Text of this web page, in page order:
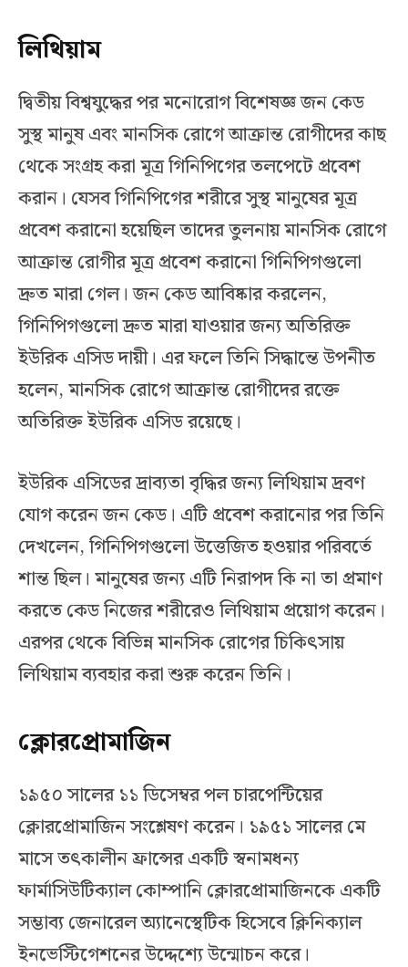
লিথিয়াম
দ্বিতীয় বিশ্বযুদ্ধের পর মনোরোগ বিশেষজ্ঞ জন কেড
সুস্থ মানুষ এবং মানসিক রোগে আক্রান্ত রোগীদের কাছ
থেকে সংগ্রহ করা মূত্র গিনিপিগের তলপেটে প্রবেশ
করান। যেসব গিনিপিগের শরীরে সুস্থ মানুষের মূত্র
প্রবেশ করানো হয়েছিল তাদের তুলনায় মানসিক রোগে
আক্রান্ত রোগীর মূত্র প্রবেশ করানো গিনিপিগগুলো
দ্রুত মারা গেল। জন কেড আবিষ্কার করলেন,
গিনিপিগগুলো দ্রুত মারা যাওয়ার জন্য অতিরিক্ত
ইউরিক এসিড দায়ী। এর ফলে তিনি সিদ্ধান্তে উপনীত
হলেন, মানসিক রোগে আক্রান্ত রোগীদের রক্তে
অতিরিক্ত ইউরিক এসিড রয়েছে।
ইউরিক এসিডের দ্রাব্যতা বৃদ্ধির জন্য লিথিয়াম দ্রবণ
যোগ করেন জন কেড। এটি প্রবেশ করানোর পর তিনি
দেখলেন, গিনিপিগগুলো উত্তেজিত হওয়ার পরিবর্তে
শান্ত ছিল। মানুষের জন্য এটি নিরাপদ কি না তা প্রমাণ
করতে কেড নিজের শরীরেও লিথিয়াম প্রয়োগ করেন।
এরপর থেকে বিভিন্ন মানসিক রোগের চিকিৎসায়
লিথিয়াম ব্যবহার করা শুরু করেন তিনি।
ক্লোরপ্রোমাজিন
১৯৫০ সালের ১১ ডিসেম্বর পল চারপেন্টিয়ের
ক্লোরপ্রোমাজিন সংশ্লেষণ করেন। ১৯৫১ সালের মে
মাসে তৎকালীন ফ্রান্সের একটি স্বনামধন্য
ফার্মাসিউটিক্যাল কোম্পানি ক্লোরপ্রোমাজিনকে একটি
সম্ভাব্য জেনারেল অ্যানেস্থেটিক হিসেবে ক্লিনিক্যাল
ইনভেস্টিগেশনের উদ্দেশ্যে উন্মোচন করে।